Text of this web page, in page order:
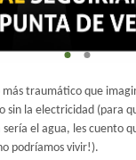
más traumático que
sin la electricidad (para
el agua, les cuento
podríamos vivir!).